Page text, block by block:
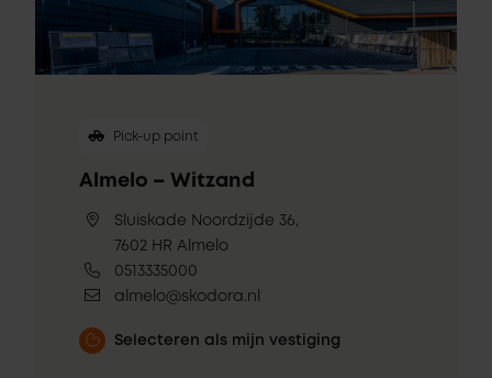
Pick-up point
Almelo – Witzand
Sluiskade Noordzijde 36,
7602 HR Almelo
0513335000
almelo@skodora.nl
Selecteren als mijn vestiging